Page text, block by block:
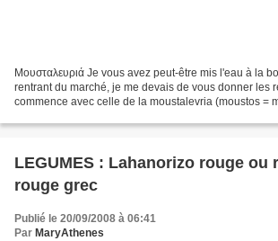
Μουσταλευριά Je vous avez peut-être mis l'eau à la
rentrant du marché, je me devais de vous donner les
commence avec celle de la moustalevria (moustos =
LEGUMES : Lahanorizo rouge ou
rouge grec
Publié le 20/09/2008 à 06:41
Par MaryAthenes